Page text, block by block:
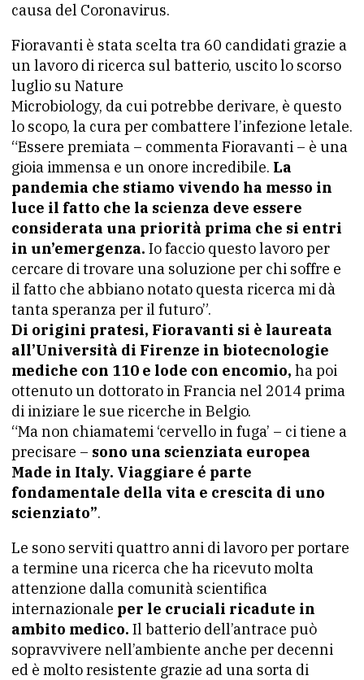
causa del Coronavirus.
Fioravanti è stata scelta tra 60 candidati grazie a
un lavoro di ricerca sul batterio, uscito lo scorso
luglio su Nature
Microbiology, da cui potrebbe derivare, è questo
lo scopo, la cura per combattere l’infezione letale.
“Essere premiata – commenta Fioravanti – è una
gioia immensa e un onore incredibile. La
pandemia che stiamo vivendo ha messo in
luce il fatto che la scienza deve essere
considerata una priorità prima che si entri
in un’emergenza. Io faccio questo lavoro per
cercare di trovare una soluzione per chi soffre e
il fatto che abbiano notato questa ricerca mi dà
tanta speranza per il futuro”.
Di origini pratesi, Fioravanti si è laureata
all’Università di Firenze in biotecnologie
mediche con 110 e lode con encomio, ha poi
ottenuto un dottorato in Francia nel 2014 prima
di iniziare le sue ricerche in Belgio.
“Ma non chiamatemi ‘cervello in fuga’ – ci tiene a
precisare – sono una scienziata europea
Made in Italy. Viaggiare é parte
fondamentale della vita e crescita di uno
scienziato”.
Le sono serviti quattro anni di lavoro per portare
a termine una ricerca che ha ricevuto molta
attenzione dalla comunità scientifica
internazionale per le cruciali ricadute in
ambito medico. Il batterio dell’antrace può
sopravvivere nell’ambiente anche per decenni
ed è molto resistente grazie ad una sorta di